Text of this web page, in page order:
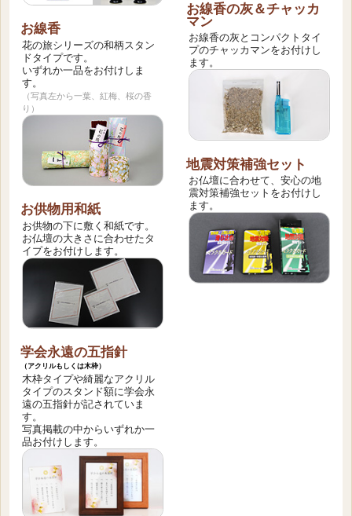
お線香
花の旅シリーズの和柄スタン
ドタイプです。
いずれか一品をお付けしま
す。
（写真左から一葉、紅梅、桜の香
り）
お供物用和紙
お供物の下に敷く和紙です。
お仏壇の大きさに合わせたタ
イプをお付けします。
学会永遠の五指針
（アクリルもしくは木枠）
木枠タイプや綺麗なアクリル
タイプのスタンド額に学会永
遠の五指針が記されていま
す。
写真掲載の中からいずれか一
品お付けします。
お線香の灰＆チャッカ
マン
お線香の灰とコンパクトタイ
プのチャッカマンをお付けし
ます。
地震対策補強セット
お仏壇に合わせて、安心の地
震対策補強セットをお付けし
ます。